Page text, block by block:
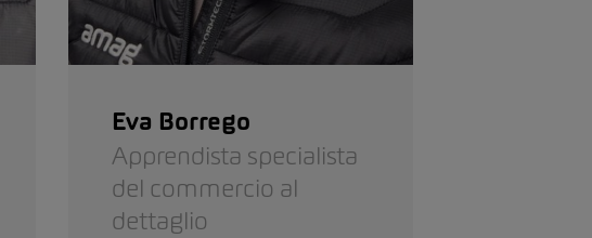
Eva Borrego
Apprendista specialista
del commercio al
dettaglio